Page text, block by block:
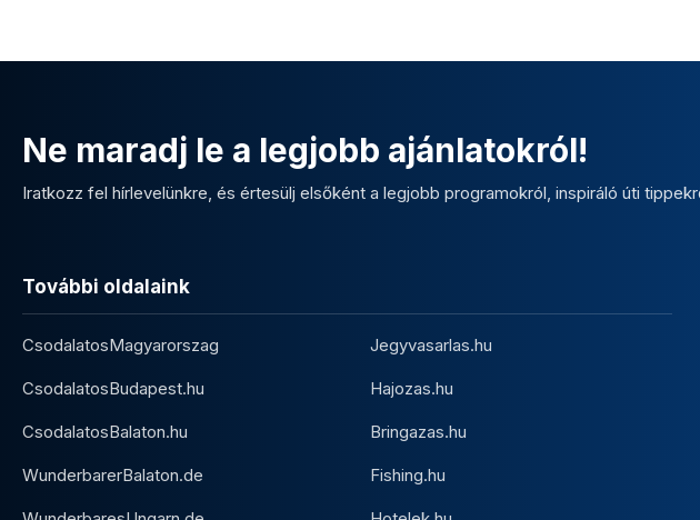
Ne maradj le a legjobb ajánlatokról!
Iratkozz fel hírlevelünkre, és értesülj elsőként a legjobb programokról, inspiráló úti
További oldalaink
CsodalatosMagyarorszag
CsodalatosBudapest.hu
CsodalatosBalaton.hu
WunderbarerBalaton.de
Jegyvasarlas.hu
Hajozas.hu
Bringazas.hu
Fishing.hu